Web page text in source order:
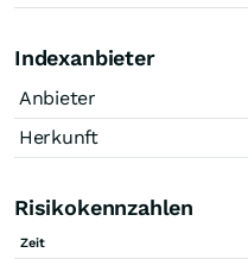
Indexanbieter
Anbieter
Herkunft
Risikokennzahlen
Zeit